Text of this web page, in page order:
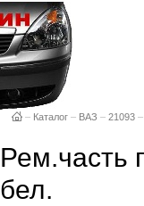
– Каталог – ВАЗ – 21093 –
Рем.часть
бел.